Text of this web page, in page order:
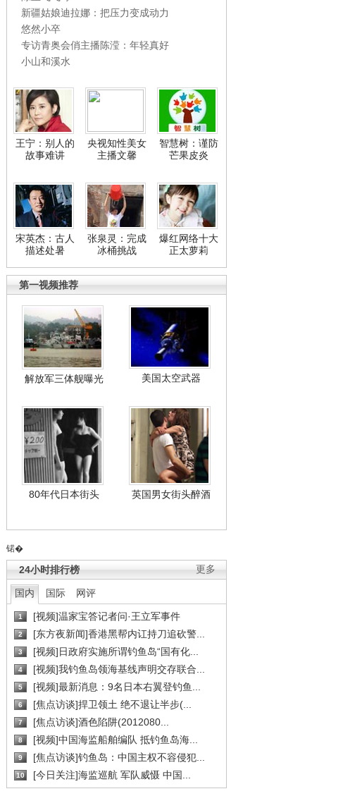
新疆姑娘迪拉娜：把压力变成动力
悠然小卒
专访青奥会俏主播陈滢：年轻真好
小山和溪水
王宁：别人的
故事难讲
央视知性美女
主播文馨
智慧树：谨防
芒果皮炎
宋英杰：古人
描述处暑
张泉灵：完成
冰桶挑战
爆红网络十大
正太萝莉
第一视频推荐
解放军三体舰曝光 美国太空武器
80年代日本街头 英国男女街头醉酒
锘�
更多
24小时排行榜
国内 国际 网评
1 [视频]温家宝答记者问·王立军事件
2 [东方夜新闻]香港黑帮内讧持刀追砍警...
3 [视频]日政府实施所谓钓鱼岛“国有化...
4 [视频]我钓鱼岛领海基线声明交存联合...
5 [视频]最新消息：9名日本右翼登钓鱼...
6 [焦点访谈]捍卫领土 绝不退让半步(...
7 [焦点访谈]酒色陷阱(2012080...
8 [视频]中国海监船舶编队 抵钓鱼岛海...
9 [焦点访谈]钓鱼岛：中国主权不容侵犯...
10 [今日关注]海监巡航 军队威慑 中国...